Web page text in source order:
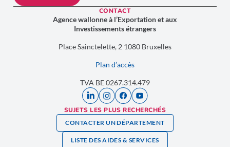
CONTACT
Agence wallonne à l’Exportation et aux
Investissements étrangers
Place Sainctelette, 2 1080 Bruxelles
Plan d’accès
TVA BE 0267.314.479
SUJETS LES PLUS RECHERCHÉS
CONTACTER UN DÉPARTEMENT
LISTE DES AIDES & SERVICES